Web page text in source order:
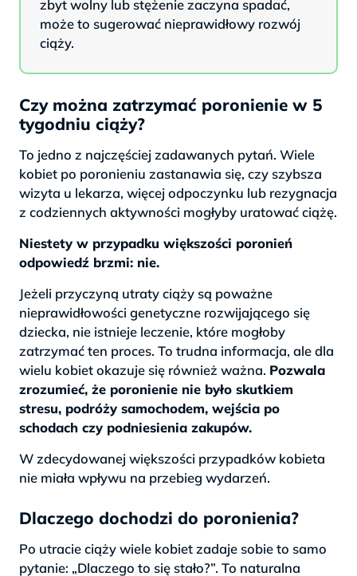
zbyt wolny lub stężenie zaczyna spadać,
może to sugerować nieprawidłowy rozwój
ciąży.
Czy można zatrzymać poronienie w 5
tygodniu ciąży?
To jedno z najczęściej zadawanych pytań. Wiele
kobiet po poronieniu zastanawia się, czy szybsza
wizyta u lekarza, więcej odpoczynku lub rezygnacja
z codziennych aktywności mogłyby uratować ciążę.
Niestety w przypadku większości poronień
odpowiedź brzmi: nie.
Jeżeli przyczyną utraty ciąży są poważne
nieprawidłowości genetyczne rozwijającego się
dziecka, nie istnieje leczenie, które mogłoby
zatrzymać ten proces. To trudna informacja, ale dla
wielu kobiet okazuje się również ważna. Pozwala
zrozumieć, że poronienie nie było skutkiem
stresu, podróży samochodem, wejścia po
schodach czy podniesienia zakupów.
W zdecydowanej większości przypadków kobieta
nie miała wpływu na przebieg wydarzeń.
Dlaczego dochodzi do poronienia?
Po utracie ciąży wiele kobiet zadaje sobie to samo
pytanie: „Dlaczego to się stało?”. To naturalna